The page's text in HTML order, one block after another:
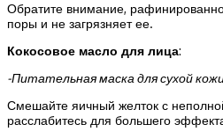
Обратите внимание,
поры и не загрязняет ее.
Кокосовое масло для лица:
-Питательная маска для сухой
Смешайте яичный желток с
расслабитесь для большего